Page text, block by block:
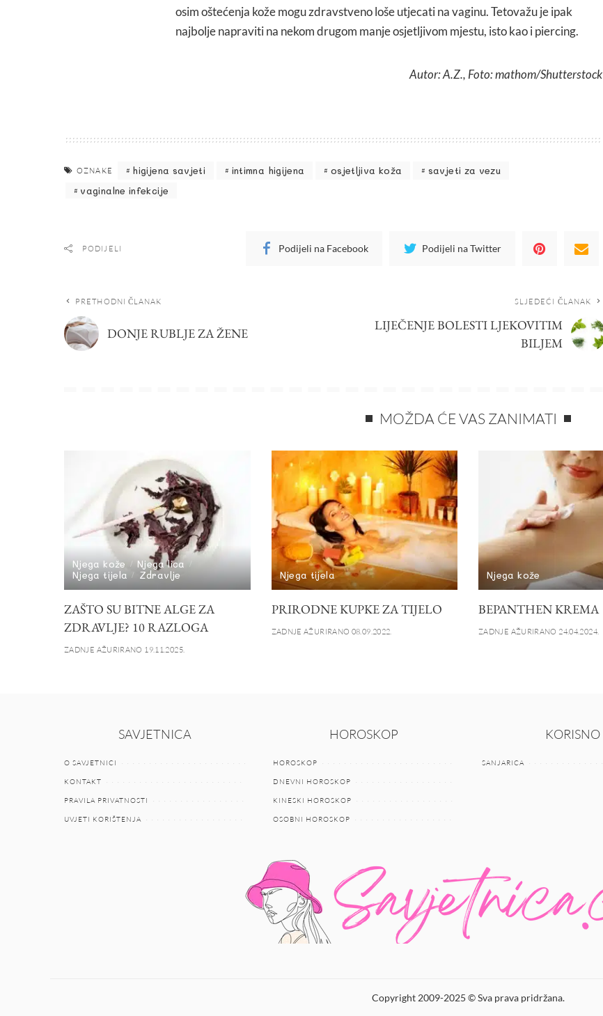
osim oštećenja kože mogu zdravstveno loše utjecati na vaginu. Tetovažu je ipak
najbolje napraviti na nekom drugom manje osjetljivom mjestu, isto kao i piercing.
Autor: A.Z., Foto: mathom/Shutterstock
OZNAKE higijena savjeti intimna higijena osjetljiva koža
savjeti za vezu
vaginalne infekcije
PODIJELI Podijeli na Facebook Podijeli na Twitter
PRETHODNI ČLANAK
DONJE RUBLJE ZA ŽENE
SLJEDEĆI ČLANAK
LIJEČENJE BOLESTI LJEKOVITIM
BILJEM
MOŽDA ĆE VAS ZANIMATI
Njega kože
Njega lica
Njega tijela
Zdravlje
ZAŠTO SU BITNE ALGE ZA
ZDRAVLJE? 10 RAZLOGA
ZADNJE AŽURIRANO 19.11.2025.
Njega tijela
PRIRODNE KUPKE ZA TIJELO
ZADNJE AŽURIRANO 08.09.2022.
Njega kože
BEPANTHEN KREMA
ZADNJE AŽURIRANO 24.04.2024.
SAVJETNICA
O SAVJETNICI
KONTAKT
PRAVILA PRIVATNOSTI
UVJETI KORIŠTENJA
HOROSKOP
HOROSKOP
DNEVNI HOROSKOP
KINESKI HOROSKOP
OSOBNI HOROSKOP
KORISNO
SANJARICA
Copyright 2009-2025 © Sva prava pridržana.